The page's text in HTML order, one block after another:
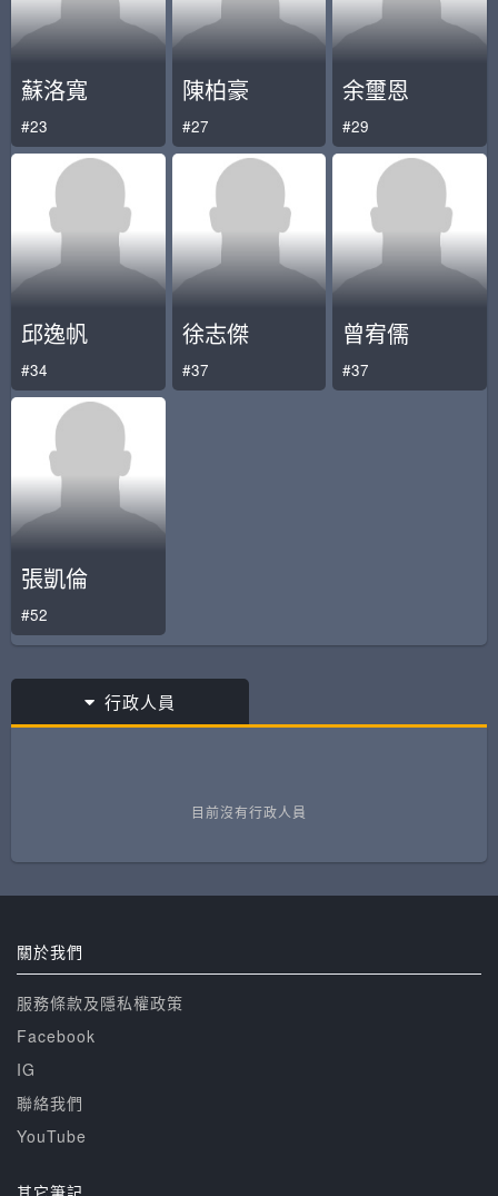
蘇洛寬
#23
陳柏豪
#27
余璽恩
#29
邱逸帆
#34
徐志傑
#37
曾宥儒
#37
張凱倫
#52
行政人員
目前沒有行政人員
關於我們
服務條款及隱私權政策
Facebook
IG
聯絡我們
YouTube
其它筆記